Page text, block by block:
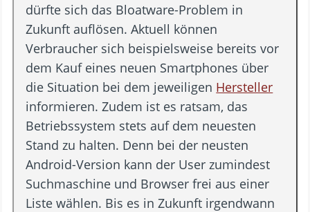
dürfte sich das Bloatware-Problem in
Zukunft auflösen. Aktuell können
Verbraucher sich beispielsweise bereits vor
dem Kauf eines neuen Smartphones über
die Situation bei dem jeweiligen Hersteller
informieren. Zudem ist es ratsam, das
Betriebssystem stets auf dem neuesten
Stand zu halten. Denn bei der neusten
Android-Version kann der User zumindest
Suchmaschine und Browser frei aus einer
Liste wählen. Bis es in Zukunft irgendwann